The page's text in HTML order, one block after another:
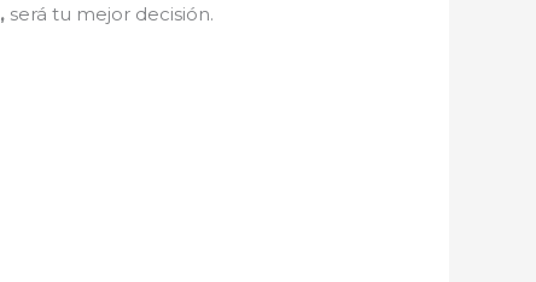
, será tu mejor decisión.